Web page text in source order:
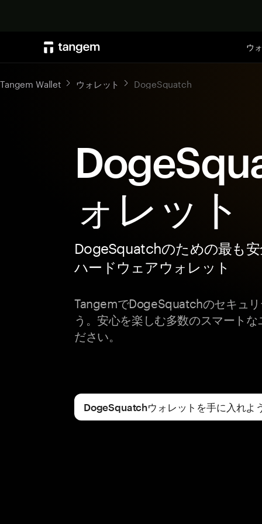
ウ
Tangem Wallet ウォレット DogeSquatch
ォレット
DogeSquatchのための最も
ハードウェアウォレット
TangemでDogeSquatchのセキュ
う。安心を楽しむ多数のスマート
ださい。
DogeSquatchウォレットを手に入れよ